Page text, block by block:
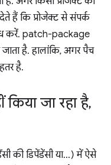
हैं कि प्रोजेक्ट से संपर्क
करें. patch-package
है. हालांकि, अगर पैच
है.
जा रहा है,
की डिपेंडेंसी या…) में ऐसे